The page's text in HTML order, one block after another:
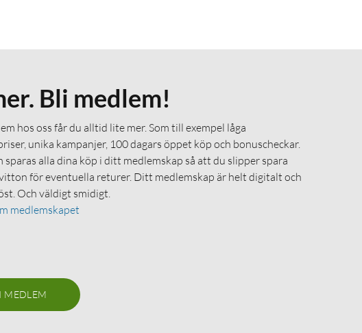
Bli medlem!
hos oss får du alltid lite mer. Som till exempel låga
unika kampanjer, 100 dagars öppet köp och bonuscheckar.
sparas alla dina köp i ditt medlemskap så att du slipper spara
för eventuella returer. Ditt medlemskap är helt digitalt och
Och väldigt smidigt.
medlemskapet
MEDLEM